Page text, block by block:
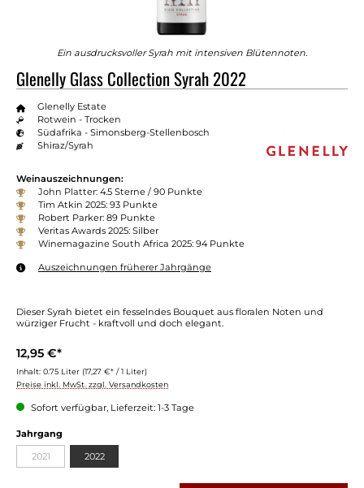
Ein ausdrucksvoller Syrah mit intensiven Blütennoten.
Glenelly Glass Collection Syrah 2022
Glenelly Estate
Rotwein - Trocken
Südafrika - Simonsberg-Stellenbosch
Shiraz/Syrah
Weinauszeichnungen:
John Platter: 4.5 Sterne / 90 Punkte
Tim Atkin 2025: 93 Punkte
Robert Parker: 89 Punkte
Veritas Awards 2025: Silber
Winemagazine South Africa 2025: 94 Punkte
Auszeichnungen früherer Jahrgänge
Dieser Syrah bietet ein fesselndes Bouquet aus floralen Noten und
würziger Frucht - kraftvoll und doch elegant.
12,95 €*
Inhalt: 0.75 Liter (17,27 €* / 1 Liter)
Preise inkl. MwSt. zzgl. Versandkosten
Sofort verfügbar, Lieferzeit: 1-3 Tage
Jahrgang
2021(Diese Option ist zurzeit nicht verfügbar.)
2022